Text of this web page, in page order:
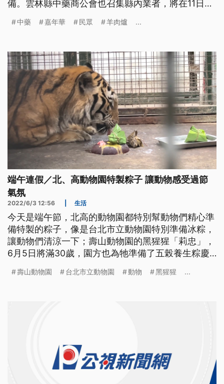
備。雲林縣中藥商公會也召集縣內業者，將在11日為
補補身子。
中藥 嘉年華 民眾 羊肉爐 ...
端午連假／北、高動物園特製粽子 讓動物感受過節
氣氛
2022/6/3 12:56 生活
今天是端午節，北高的動物園都特別幫動物們精心準
備特製的粽子，像是台北市立動物園特別準備冰粽，
讓動物們清涼一下；壽山動物園的黑猩猩「莉忠」，
6月5日將滿30歲，園方也為牠準備了五榖養生粽慶
壽山動物園 台北市立動物園 動物 黑猩猩 ...